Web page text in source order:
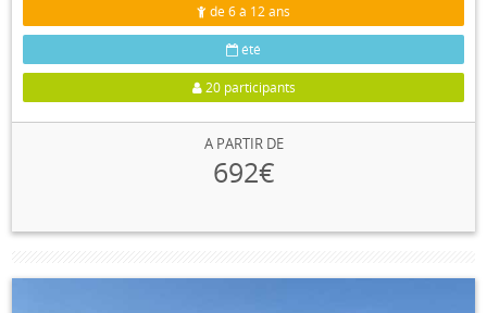
de 6 à 12 ans
été
20 participants
A PARTIR DE
692€